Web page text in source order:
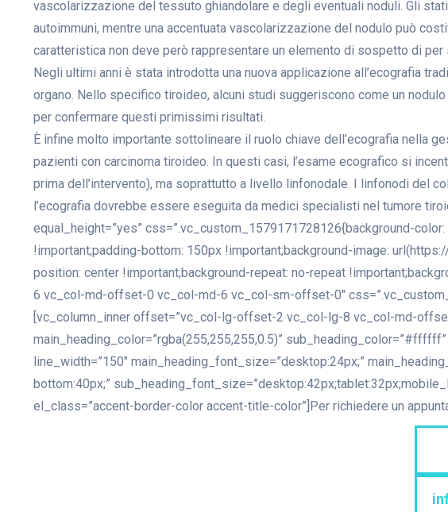
vascolarizzazione del tessuto ghiandolare e degli eventuali noduli. Gli
autoimmuni, mentre una accentuata vascolarizzazione del nodulo può
caratteristica non deve però rappresentare un elemento di sospetto di per
Negli ultimi anni è stata introdotta una nuova applicazione all’ecografia
organo. Nello specifico tiroideo, alcuni studi suggeriscono come un
per confermare questi primissimi risultati.
È infine molto importante sottolineare il ruolo chiave dell’ecografia nella
pazienti con carcinoma tiroideo. In questi casi, l’esame ecografico si
prima dell’intervento), ma soprattutto a livello linfonodale. I linfonodi del
l’ecografia dovrebbe essere eseguita da medici specialisti nel tumore
equal_height=”yes” css=”.vc_custom_1579171728126{background-
!important;padding-bottom: 150px !important;background-image:
position: center !important;background-repeat: no-repeat
6 vc_col-md-offset-0 vc_col-md-6 vc_col-sm-offset-0″
[vc_column_inner offset=”vc_col-lg-offset-2 vc_col-lg-8 vc_col-md-
main_heading_color=”rgba(255,255,255,0.5)”
line_width=”150″ main_heading_font_size=”desktop:24px;”
bottom:40px;”
el_class=”accent-border-color accent-title-color”]Per richiedere un